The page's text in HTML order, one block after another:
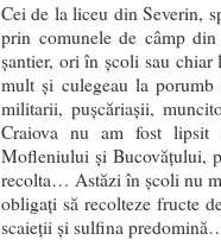
Cei de la liceu din Severin,
prin comunele de câmp
șantier, ori în școli sau chiar
mult și culegeau la
militarii, pușcăriașii,
Craiova nu am fost lipsit
Mofleniului și Bucovățului,
recolta… Astăzi în școli nu
obligați să recolteze fructe
scaieții și sulfina